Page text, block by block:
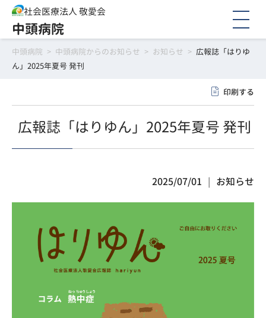
社会医療法人 敬愛会
中頭病院
中頭病院 > 中頭病院からのお知らせ > お知らせ > 広報誌「はりゆ
ん」2025年夏号 発刊
印刷する
広報誌「はりゆん」2025年夏号 発刊
2025/07/01 お知らせ